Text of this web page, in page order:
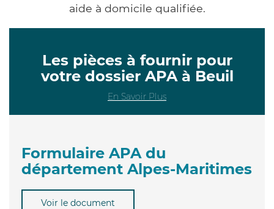
aide à domicile qualifiée.
Les pièces à fournir pour
votre dossier APA à Beuil
En Savoir Plus
Formulaire APA du
département Alpes-Maritimes
Voir le document